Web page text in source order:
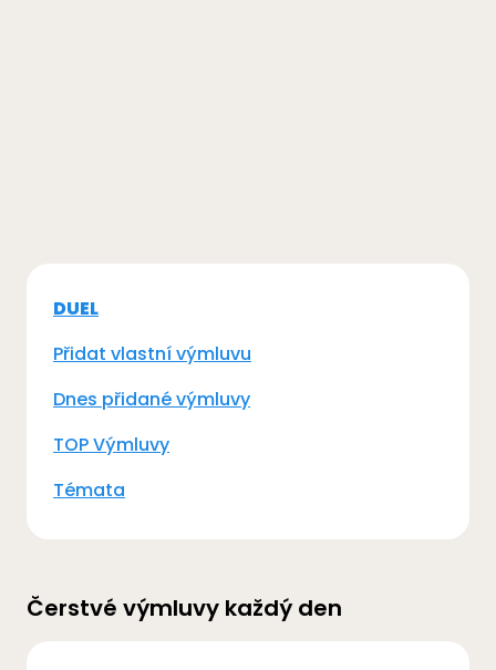
DUEL
Přidat vlastní výmluvu
Dnes přidané výmluvy
TOP Výmluvy
Témata
Čerstvé výmluvy každý den